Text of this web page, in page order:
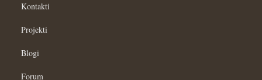
Kontakti
Projekti
Blogi
Forum